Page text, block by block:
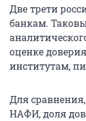
Две трети
банкам.
оценке
институтам,
Для сравнения,
НАФИ, доля